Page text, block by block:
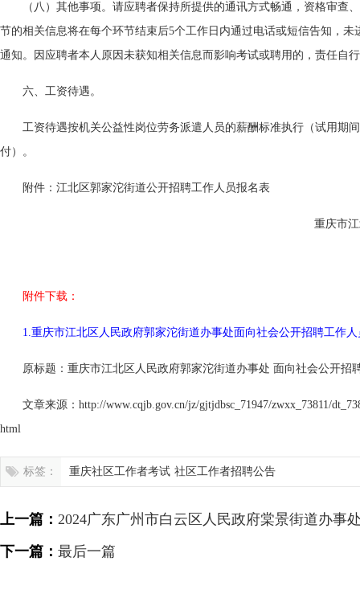
（八）其他事项。请应聘者保持所提供的通讯方式畅通，资格审查
节的相关信息将在每个环节结束后5个工作日内通过电话或短信告知，
通知。因应聘者本人原因未获知相关信息而影响考试或聘用的，责任自
六、工资待遇。
工资待遇按机关公益性岗位劳务派遣人员的薪酬标准执行（试用期
付）。
附件：江北区郭家沱街道公开招聘工作人员报名表
重庆市
附件下载：
1.重庆市江北区人民政府郭家沱街道办事处面向社会公开招聘工作人
原标题：重庆市江北区人民政府郭家沱街道办事处 面向社会公开招
文章来源：http://www.cqjb.gov.cn/jz/gjtjdbsc_71947/zwxx_73811/
html
标签： 重庆社区工作者考试 社区工作者招聘公告
上一篇： 2024广东广州市白云区人民政府棠景街道办事
人公告
下一篇： 最后一篇